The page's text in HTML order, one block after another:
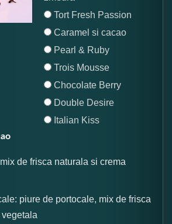
Tort Fresh Passion
Caramel si cacao
Pearl & Ruby
Trois Mousse
Chocolate Berry
Double Desire
Italian Kiss
de frisca naturala si crema
piure de portocale, mix de frisca